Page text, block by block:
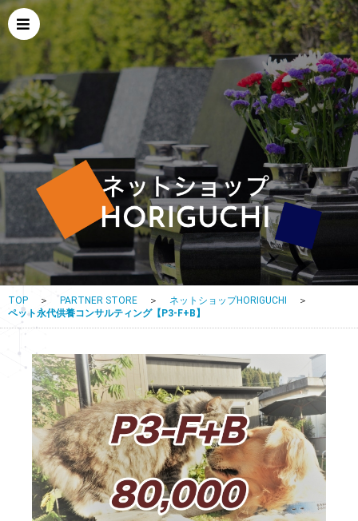
TOP ＞ PARTNER STORE ＞ ネットショップHORIGUCHI
＞
ペット永代供養コンサルティング【P3-F+B】